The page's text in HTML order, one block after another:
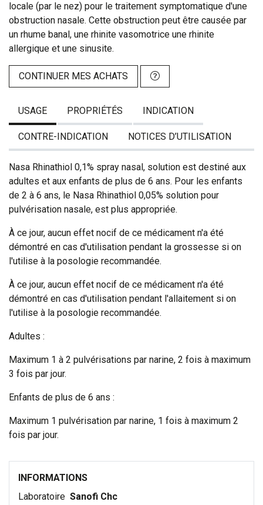
locale (par le nez) pour le traitement symptomatique d'une
obstruction nasale. Cette obstruction peut être causée par
un rhume banal, une rhinite vasomotrice une rhinite
allergique et une sinusite.
CONTINUER MES ACHATS
USAGE PROPRIÉTÉS INDICATION
CONTRE-INDICATION NOTICES D’UTILISATION
Nasa Rhinathiol 0,1% spray nasal, solution est destiné aux
adultes et aux enfants de plus de 6 ans. Pour les enfants
de 2 à 6 ans, le Nasa Rhinathiol 0,05% solution pour
pulvérisation nasale, est plus appropriée.
À ce jour, aucun effet nocif de ce médicament n'a été
démontré en cas d'utilisation pendant la grossesse si on
l'utilise à la posologie recommandée.
À ce jour, aucun effet nocif de ce médicament n'a été
démontré en cas d'utilisation pendant l'allaitement si on
l'utilise à la posologie recommandée.
Adultes :
Maximum 1 à 2 pulvérisations par narine, 2 fois à maximum
3 fois par jour.
Enfants de plus de 6 ans :
Maximum 1 pulvérisation par narine, 1 fois à maximum 2
fois par jour.
INFORMATIONS
Laboratoire Sanofi Chc